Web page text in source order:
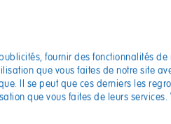
fournir des fonctionnalités
que vous faites de notre site
Il se peut que ces derniers les
que vous faites de leurs services.
en oeuvre pour vous
des produits